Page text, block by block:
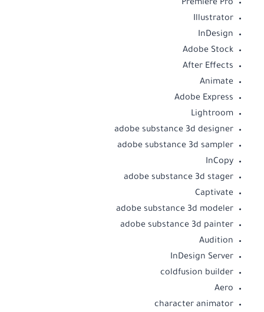
Premiere Pro
Illustrator
InDesign
Adobe Stock
After Effects
Animate
Adobe Express
Lightroom
adobe substance 3d designer
adobe substance 3d sampler
InCopy
adobe substance 3d stager
Captivate
adobe substance 3d modeler
adobe substance 3d painter
Audition
InDesign Server
coldfusion builder
Aero
character animator